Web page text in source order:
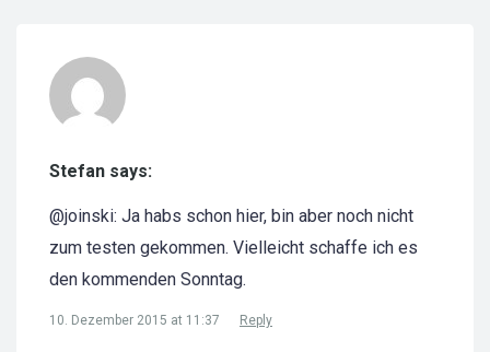
Stefan says:
@joinski: Ja habs schon hier, bin aber noch nicht
zum testen gekommen. Vielleicht schaffe ich es
den kommenden Sonntag.
10. Dezember 2015 at 11:37 Reply